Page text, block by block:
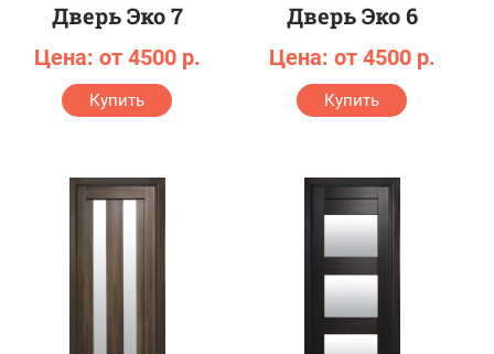
Дверь Эко 7
Цена: от 4500 р.
Купить
Дверь Эко 6
Цена: от 4500 р.
Купить